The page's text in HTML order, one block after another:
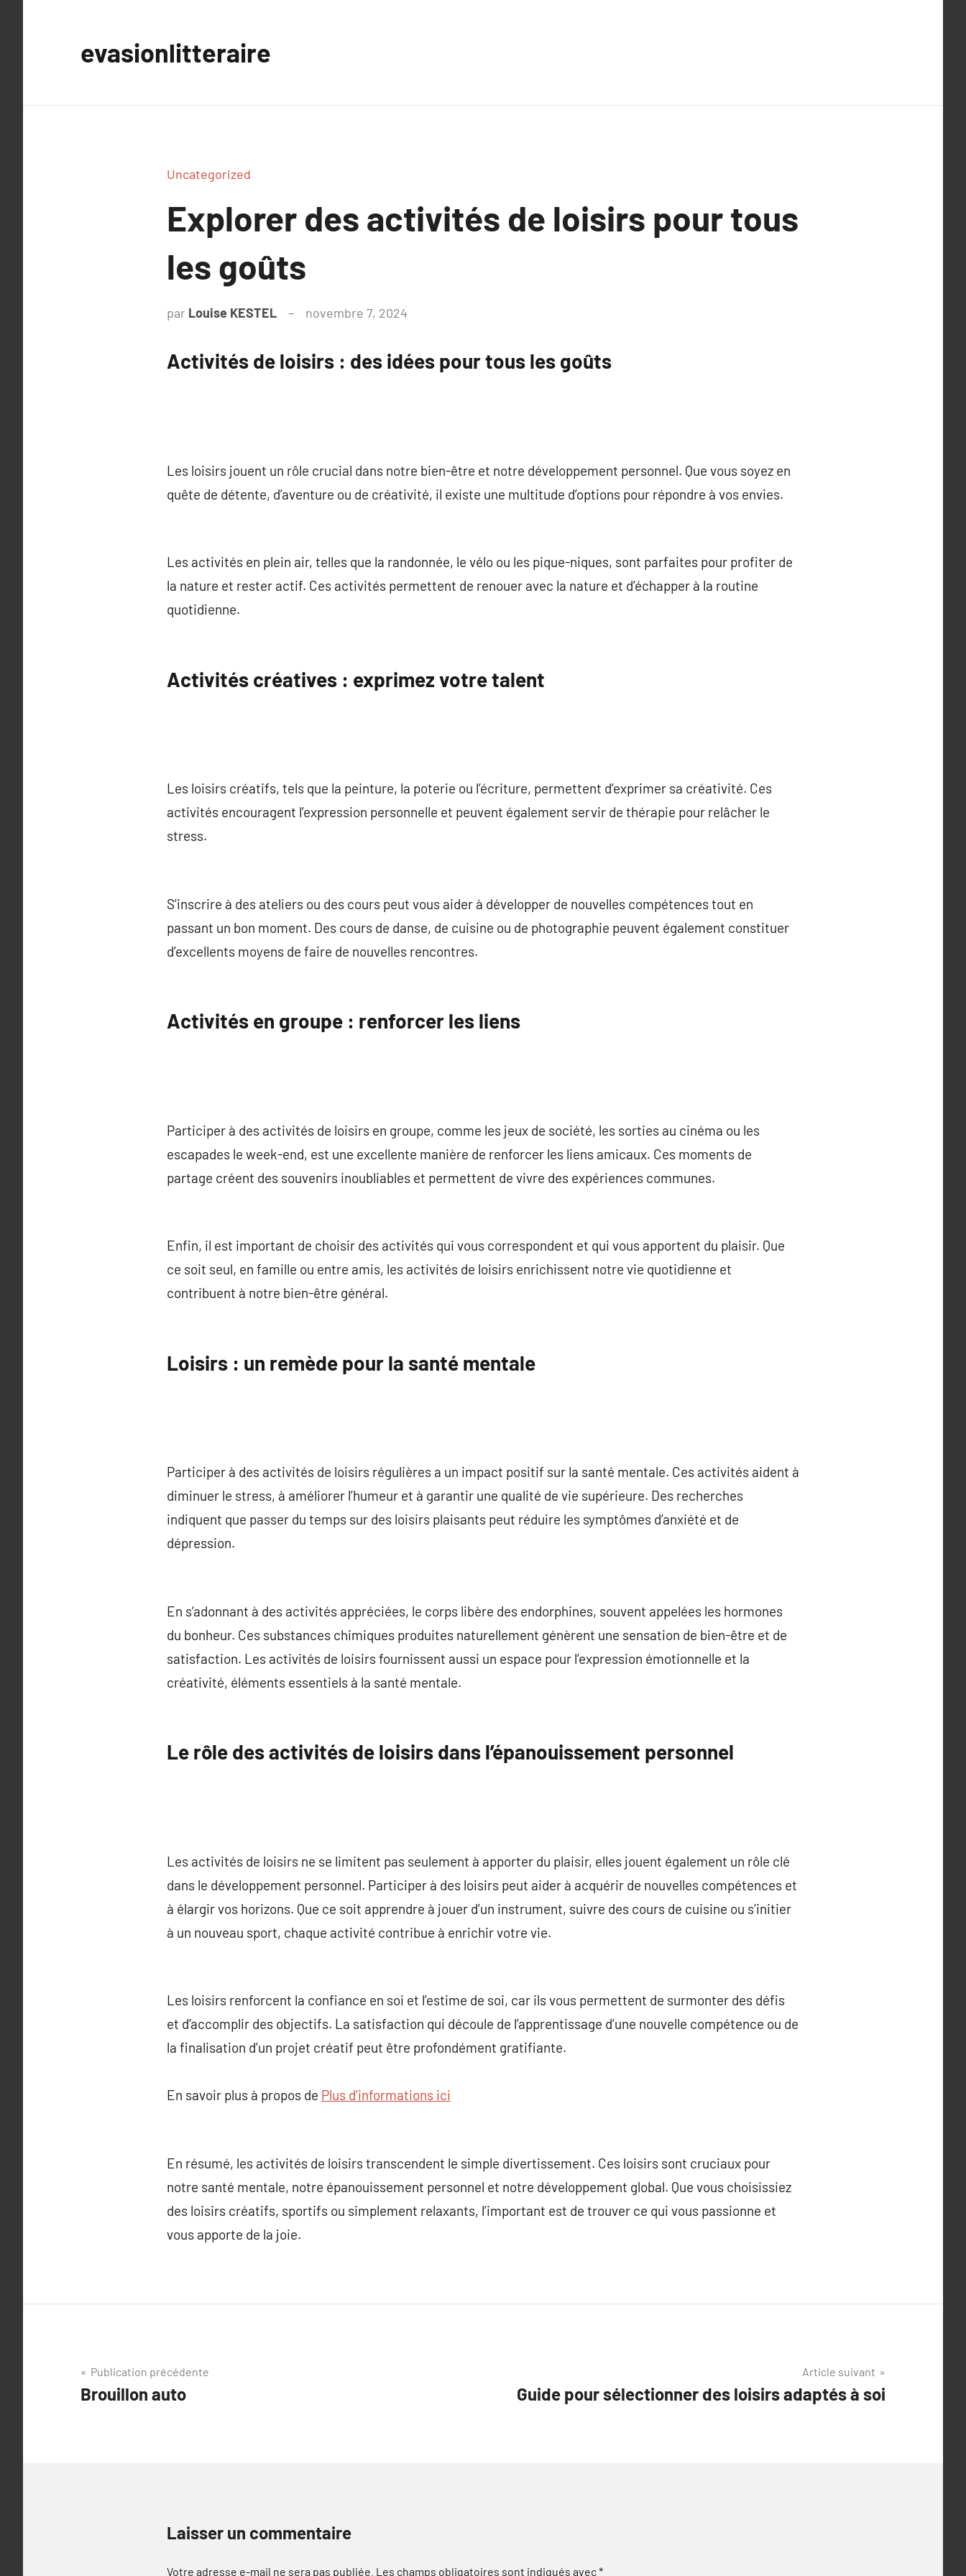
evasionlitteraire
Uncategorized
Explorer des activités de loisirs pour tous
les goûts
par Louise KESTEL novembre 7, 2024
Activités de loisirs : des idées pour tous les goûts
Les loisirs jouent un rôle crucial dans notre bien-être et notre développement personnel. Que vous soyez en
quête de détente, d’aventure ou de créativité, il existe une multitude d’options pour répondre à vos envies.
Les activités en plein air, telles que la randonnée, le vélo ou les pique-niques, sont parfaites pour profiter de
la nature et rester actif. Ces activités permettent de renouer avec la nature et d’échapper à la routine
quotidienne.
Activités créatives : exprimez votre talent
Les loisirs créatifs, tels que la peinture, la poterie ou l’écriture, permettent d’exprimer sa créativité. Ces
activités encouragent l’expression personnelle et peuvent également servir de thérapie pour relâcher le
stress.
S’inscrire à des ateliers ou des cours peut vous aider à développer de nouvelles compétences tout en
passant un bon moment. Des cours de danse, de cuisine ou de photographie peuvent également constituer
d’excellents moyens de faire de nouvelles rencontres.
Activités en groupe : renforcer les liens
Participer à des activités de loisirs en groupe, comme les jeux de société, les sorties au cinéma ou les
escapades le week-end, est une excellente manière de renforcer les liens amicaux. Ces moments de
partage créent des souvenirs inoubliables et permettent de vivre des expériences communes.
Enfin, il est important de choisir des activités qui vous correspondent et qui vous apportent du plaisir. Que
ce soit seul, en famille ou entre amis, les activités de loisirs enrichissent notre vie quotidienne et
contribuent à notre bien-être général.
Loisirs : un remède pour la santé mentale
Participer à des activités de loisirs régulières a un impact positif sur la santé mentale. Ces activités aident à
diminuer le stress, à améliorer l’humeur et à garantir une qualité de vie supérieure. Des recherches
indiquent que passer du temps sur des loisirs plaisants peut réduire les symptômes d’anxiété et de
dépression.
En s’adonnant à des activités appréciées, le corps libère des endorphines, souvent appelées les hormones
du bonheur. Ces substances chimiques produites naturellement génèrent une sensation de bien-être et de
satisfaction. Les activités de loisirs fournissent aussi un espace pour l’expression émotionnelle et la
créativité, éléments essentiels à la santé mentale.
Le rôle des activités de loisirs dans l’épanouissement personnel
Les activités de loisirs ne se limitent pas seulement à apporter du plaisir, elles jouent également un rôle clé
dans le développement personnel. Participer à des loisirs peut aider à acquérir de nouvelles compétences et
à élargir vos horizons. Que ce soit apprendre à jouer d’un instrument, suivre des cours de cuisine ou s’initier
à un nouveau sport, chaque activité contribue à enrichir votre vie.
Les loisirs renforcent la confiance en soi et l’estime de soi, car ils vous permettent de surmonter des défis
et d’accomplir des objectifs. La satisfaction qui découle de l’apprentissage d’une nouvelle compétence ou de
la finalisation d’un projet créatif peut être profondément gratifiante.
En savoir plus à propos de Plus d’informations ici
En résumé, les activités de loisirs transcendent le simple divertissement. Ces loisirs sont cruciaux pour
notre santé mentale, notre épanouissement personnel et notre développement global. Que vous choisissiez
des loisirs créatifs, sportifs ou simplement relaxants, l’important est de trouver ce qui vous passionne et
vous apporte de la joie.
Navigation
de
Publication précédente
Brouillon auto
Article suivant
Guide pour sélectionner des loisirs adaptés à soi
Laisser un commentaire
Votre adresse e-mail ne sera pas publiée. Les champs obligatoires sont indiqués avec*